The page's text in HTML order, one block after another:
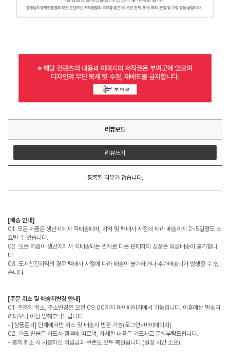
리뷰보드
리뷰쓰기
등록된 리뷰가 없습니다.
[배송 안내]
01. 모든 제품은 생산지에서 직배송되며, 지역 및 택배사 사정에 따라 배송까지 2~5일정도 소
요될 수 있습니다.
02. 모든 제품이 생산지에서 직배송되는 관계로 다른 판매자의 상품은 묶음배송이 불가합니
다.
03. 도서산간지역의 경우 택배사 사정에 따라 배송이 불가하거나 추가배송비가 발생할 수 있
습니다.
[주문 취소 및 배송지변경 안내]
01. 주문의 취소, 주소변경은 오전 09:00까지 마이페이지에서 가능합니다. 이후에는 발송처
리되오니 이점 양해부탁드립니다.
- [상품준비] 단계에서만 취소 및 배송지 변경 가능(로그인>마이페이지)
02. 카드 환불은 카드사 정책에 따르며, 자세한 내용은 카드사로 문의부탁드립니다.
- 결제 취소 시 사용하신 적립금과 쿠폰도 모두 복원됩니다.(일정 시간 소요)